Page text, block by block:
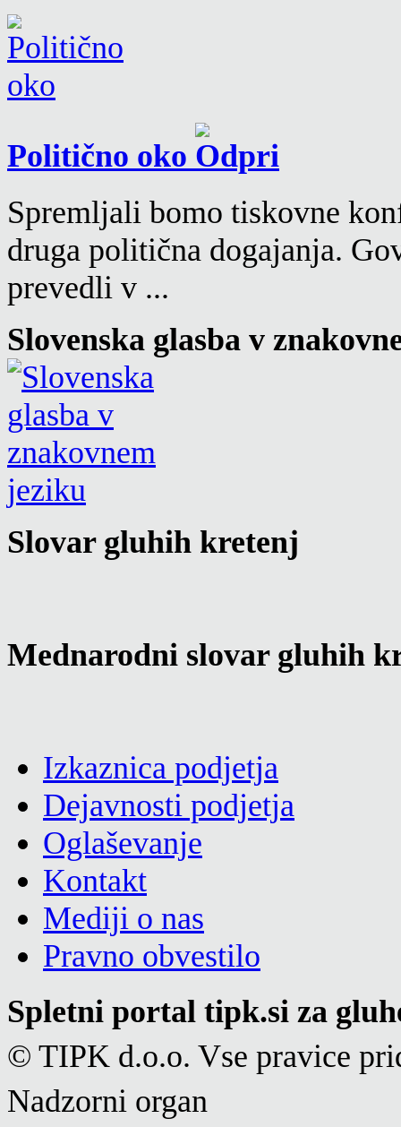
Politično oko
Spremljali bomo tiskovne
druga politična dogajanja.
prevedli v ...
Slovenska glasba v
Slovar gluhih kretenj
Mednarodni slovar gluhih
Izkaznica podjetja
Dejavnosti podjetja
Oglaševanje
Kontakt
Mediji o nas
Pravno obvestilo
Spletni portal tipk.si za
© TIPK d.o.o. Vse pravice
Nadzorni organ